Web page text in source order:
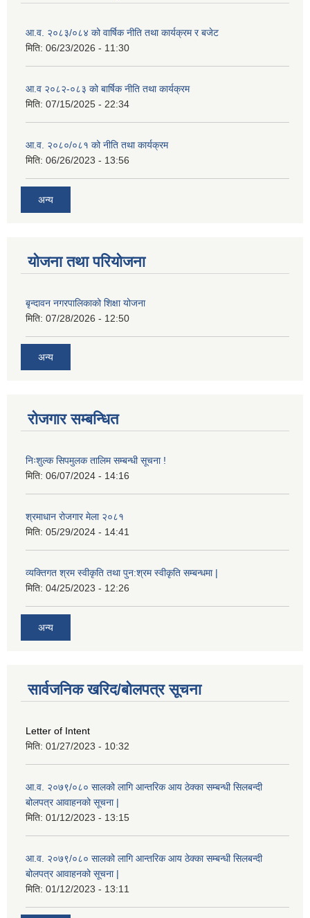
आ.व. २०८३/०८४ को वार्षिक नीति तथा कार्यक्रम र बजेट
मिति: 06/23/2026 - 11:30
आ.व २०८२-०८३ को बार्षिक नीति तथा कार्यक्रम
मिति: 07/15/2025 - 22:34
आ.व. २०८०/०८१ को नीति तथा कार्यक्रम
मिति: 06/26/2023 - 13:56
अन्य
योजना तथा परियोजना
बृन्दावन नगरपालिकाको शिक्षा योजना
मिति: 07/28/2026 - 12:50
अन्य
रोजगार सम्बन्धित
निःशुल्क सिपमुलक तालिम सम्बन्धी सूचना !
मिति: 06/07/2024 - 14:16
श्रमाधान रोजगार मेला २०८१
मिति: 05/29/2024 - 14:41
व्यक्तिगत श्रम स्वीकृति तथा पुन:श्रम स्वीकृति सम्बन्धमा |
मिति: 04/25/2023 - 12:26
अन्य
सार्वजनिक खरिद/बोलपत्र सूचना
Letter of Intent
मिति: 01/27/2023 - 10:32
आ.व. २०७९/०८० सालको लागि आन्तरिक आय ठेक्का सम्बन्धी सिलबन्दी
बोलपत्र आवाहनको सूचना |
मिति: 01/12/2023 - 13:15
आ.व. २०७९/०८० सालको लागि आन्तरिक आय ठेक्का सम्बन्धी सिलबन्दी
बोलपत्र आवाहनको सूचना |
मिति: 01/12/2023 - 13:11